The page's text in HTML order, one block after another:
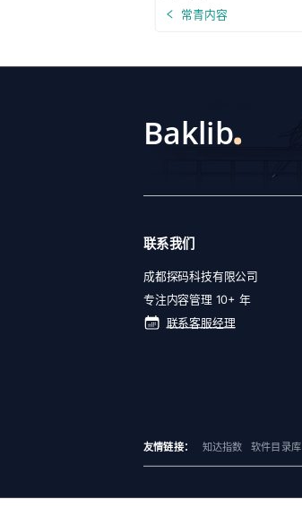
常青内容
联系我们
成都探码科技有限公司
专注内容管理 10+ 年
联系客服经理
友情链接： 知达指数 软件目录库